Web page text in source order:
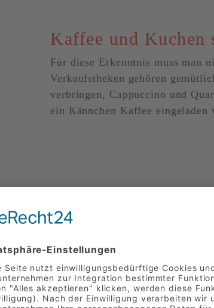
Kaffee und Kuchen
Für diese Erkenntnis muss man
Verkaufstheken gehören
verbringen, Cappuccino und
ein Kännchen Kaffee